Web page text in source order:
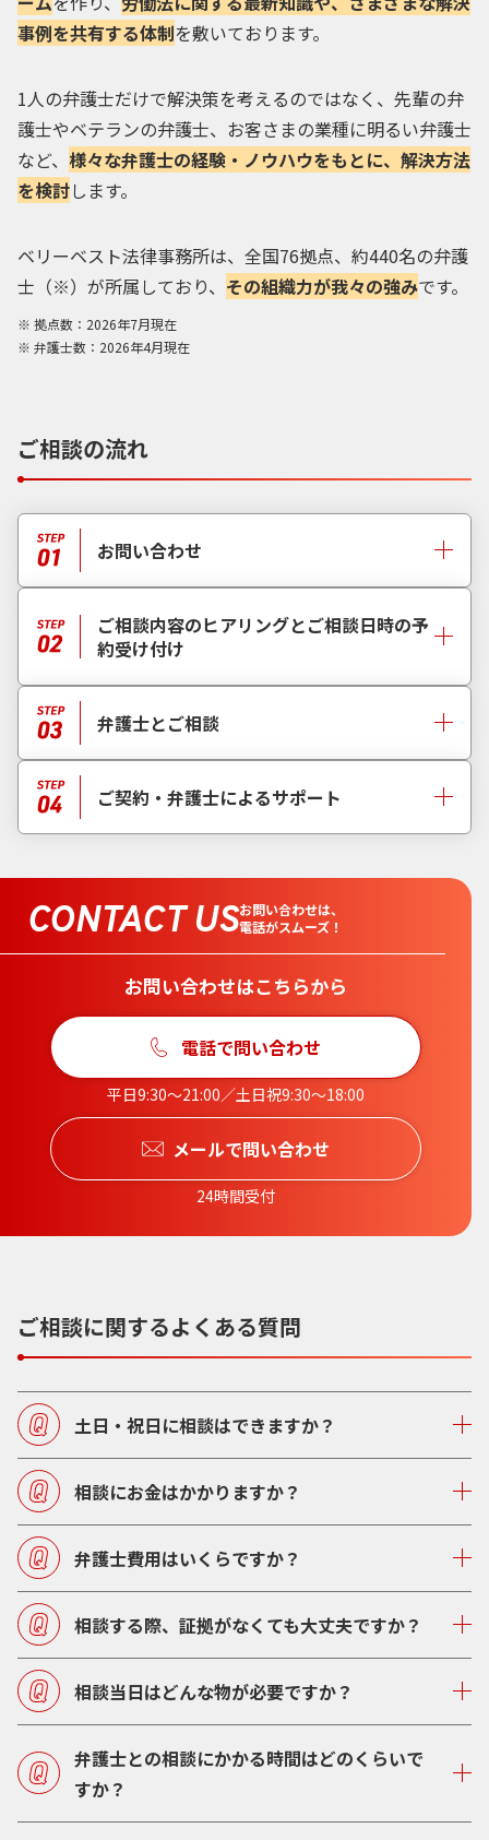
事例を共有する体制を敷いております。
1人の弁護士だけで解決策を考えるのではなく、先輩の弁
護士やベテランの弁護士、お客さまの業種に明るい弁護士
など、 様々な弁護士の経験・ノウハウをもとに、解決方法
を検討します。
ベリーベスト法律事務所は、全国76拠点、約440名の弁護
士（※）が所属しており、 その組織力が我々の強みです。
拠点数：2026年7月現在
弁護士数：2026年4月現在
ご相談の流れ
お問い合わせ
ご相談内容のヒアリングとご相談日時の予
約受け付け
弁護士とご相談
ご契約・弁護士によるサポート
CONTACT USお問い合わせは、
電話がスムーズ！
お問い合わせはこちらから
電話で問い合わせ
平日9:30〜21:00／土日祝9:30〜18:00
メールで問い合わせ
24時間受付
ご相談に関するよくある質問
土日・祝日に相談はできますか？
相談にお金はかかりますか？
弁護士費用はいくらですか？
相談する際、証拠がなくても大丈夫ですか？
相談当日はどんな物が必要ですか？
弁護士との相談にかかる時間はどのくらいで
すか？